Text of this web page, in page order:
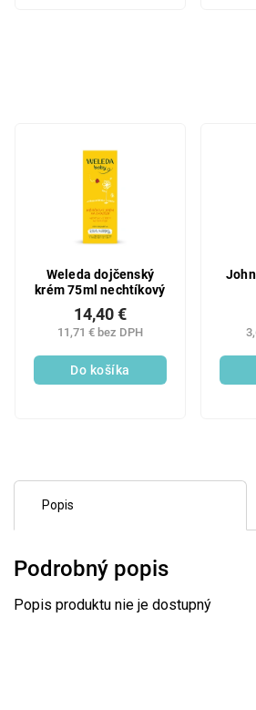
Weleda dojčenský
krém 75ml nechtíkový
11,71 € bez DPH
14,40 €
Do košíka
Popis
Podrobný popis
Popis produktu nie je dostupný